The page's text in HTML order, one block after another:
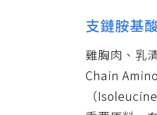
支鏈胺基
雞胸肉、乳
Chain
（